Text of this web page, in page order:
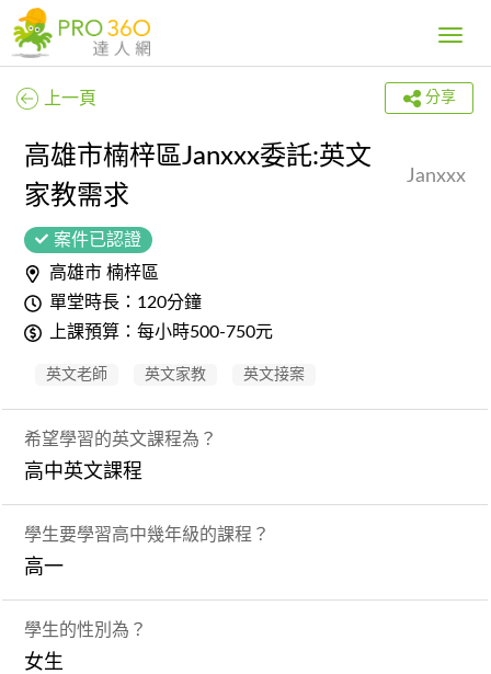
Toggle
上一頁 分享
高雄市楠梓區Janxxx委託:英文
家教需求
Janxxx
案件已認證
高雄市 楠梓區
單堂時長：120分鐘
上課預算：每小時500-750元
英文老師 英文家教 英文接案
希望學習的英文課程為？
高中英文課程
學生要學習高中幾年級的課程？
高一
學生的性別為？
女生